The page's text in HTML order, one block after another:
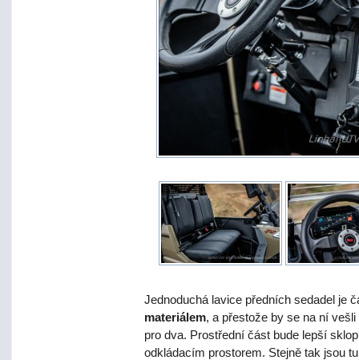
Jednoduchá lavice předních sedadel je
materiálem, a přestože by se na ní
pro dva. Prostřední část bude lepší
odkládacím prostorem. Stejně tak jsou